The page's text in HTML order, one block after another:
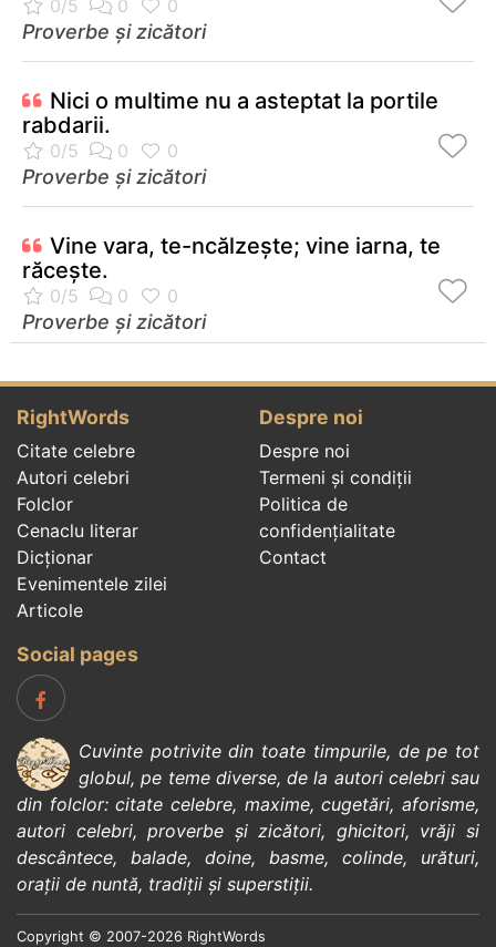
Proverbe și zicători
Nici o multime nu a asteptat la portile
rabdarii.
Proverbe și zicători
Vine vara, te-ncălzeşte; vine iarna, te
răceşte.
Proverbe și zicători
RightWords
Citate celebre
Autori celebri
Folclor
Cenaclu literar
Dicționar
Evenimentele zilei
Articole
Despre noi
Despre noi
Termeni și condiții
Politica de
confidenţialitate
Contact
Social pages
Cuvinte potrivite din toate timpurile, de pe tot
globul, pe teme diverse, de la autori celebrisau
din folclor:citate celebre, maxime,cugetări,aforisme,
autori celebri,proverbe și zicători, ghicitori, vrăji si
descântece, balade, doine, basme, colinde, urături,
orații de nuntă, tradiții și superstiții.
Copyright © 2007-2026 RightWords